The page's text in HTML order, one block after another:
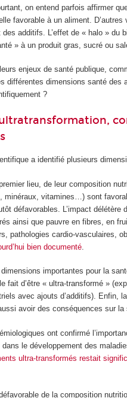
on entend parfois affirmer
favorable à un aliment.
additifs. L’effet de « halo » du
» à un produit gras, sucré ou
enjeux de santé publique,
différentes dimensions santé
?
a identifié plusieurs
lieu, de leur composition
minéraux, vitamines…) sont
défavorables. L’impact délétère
ainsi que pauvre en fibres, en
pathologies cardio-vasculaires,
bien documenté
importantes pour la
fait d’être « ultra-transformé »
avec ajouts d’additifs). Enfin,
avoir des conséquences sur la
ont confirmé
le développement des
ultra-transformés restait
de la composition